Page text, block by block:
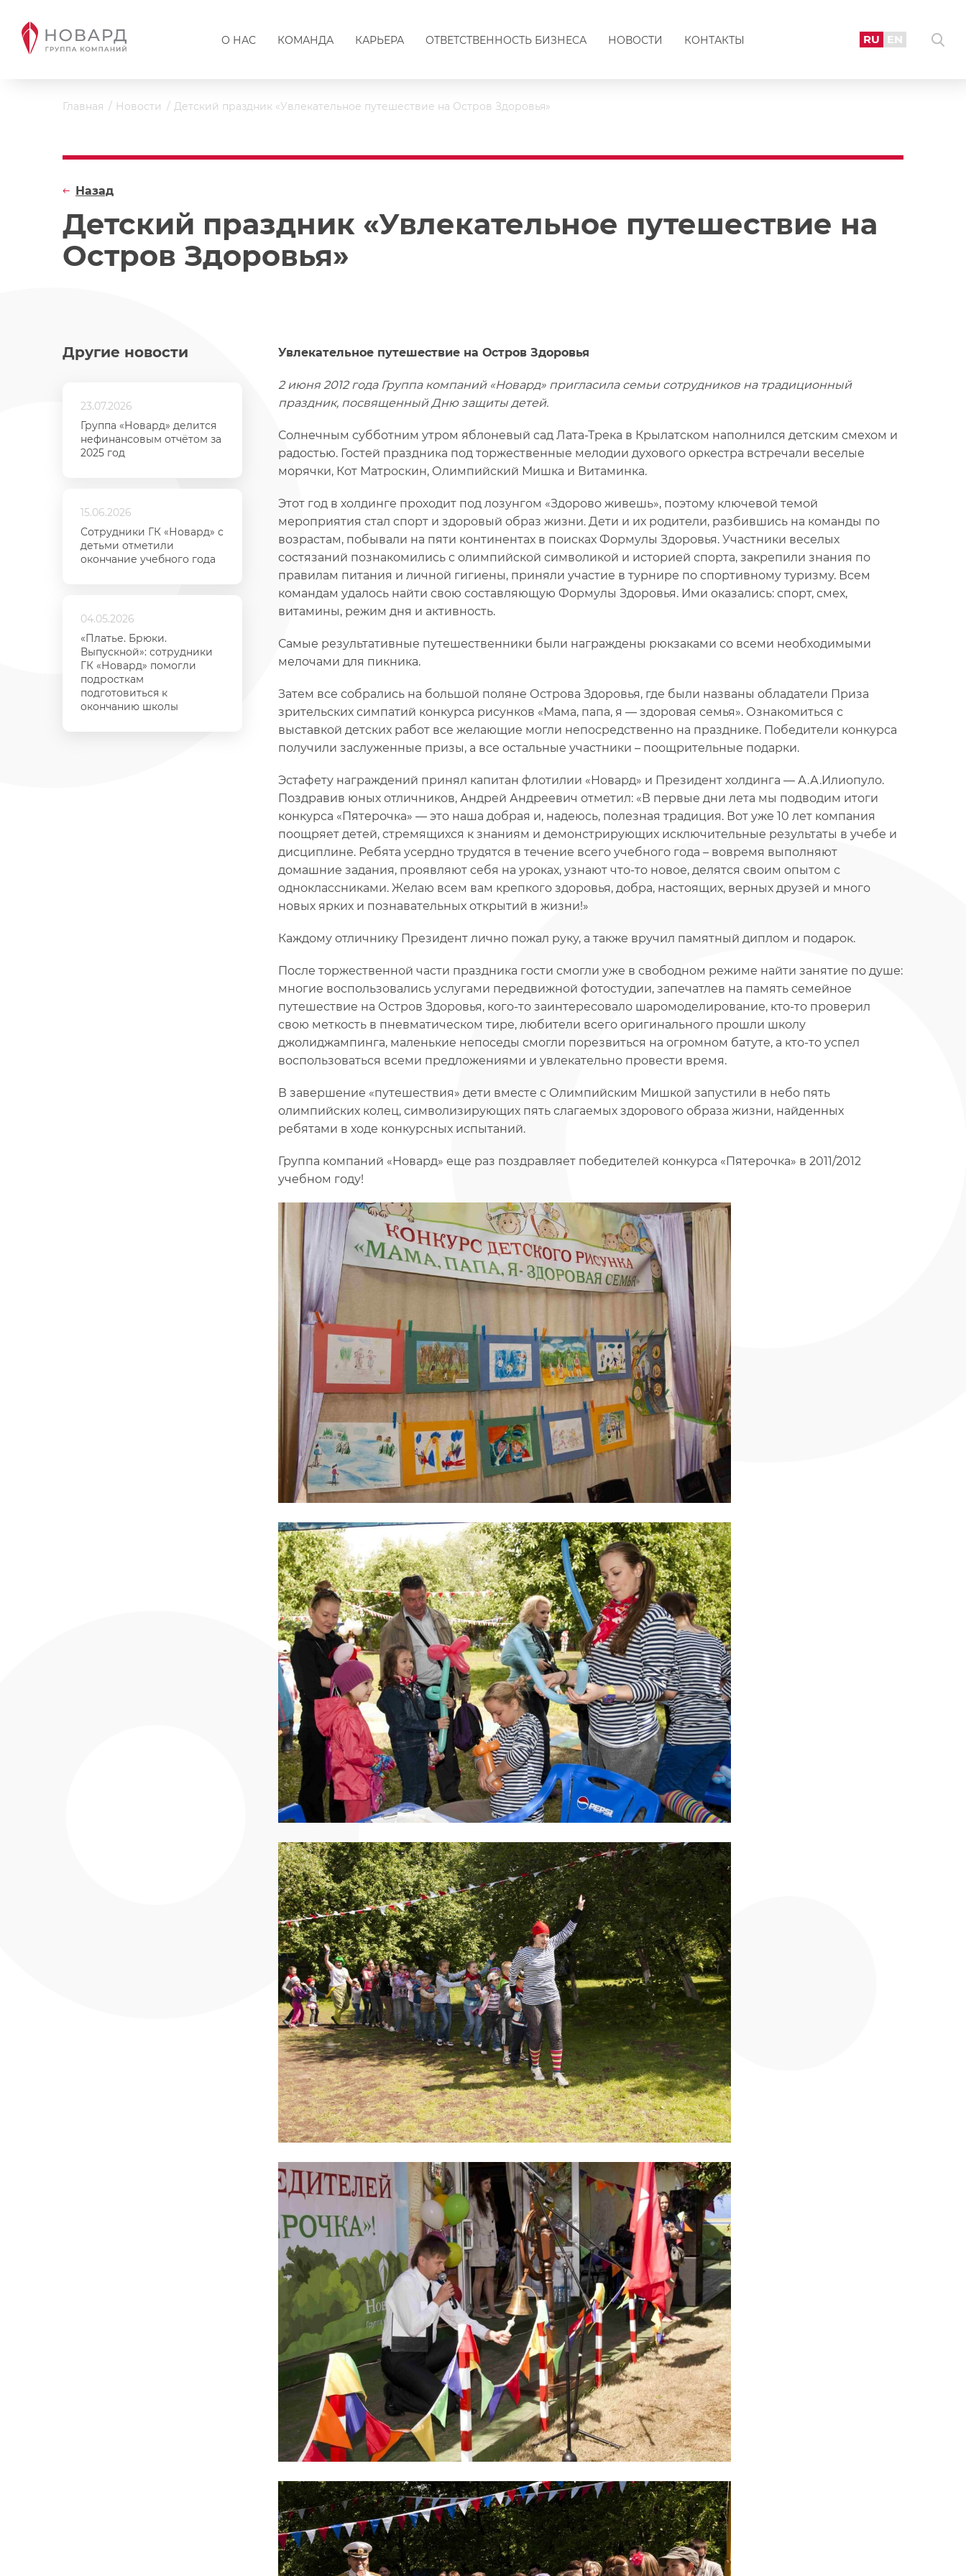
О НАС КОМАНДА КАРЬЕРА ОТВЕТСТВЕННОСТЬ БИЗНЕСА НОВОСТИ КОНТАКТЫ RU EN
Главная Новости Детский праздник «Увлекательное путешествие на Остров Здоровья»
Детский праздник «Увлекательное путешествие на
Остров Здоровья»
Назад
Другие новости
23.07.2026
Группа «Новард» делится
нефинансовым отчётом за
2025 год
15.06.2026
Сотрудники ГК «Новард» с
детьми отметили
окончание учебного года
04.05.2026
«Платье. Брюки.
Выпускной»: сотрудники
ГК «Новард» помогли
подросткам
подготовиться к
окончанию школы
Увлекательное путешествие на Остров Здоровья
2 июня 2012 года Группа компаний «Новард» пригласила семьи сотрудников на традиционный
праздник, посвященный Дню защиты детей.
Солнечным субботним утром яблоневый сад Лата-Трека в Крылатском наполнился детским смехом и
радостью. Гостей праздника под торжественные мелодии духового оркестра встречали веселые
морячки, Кот Матроскин, Олимпийский Мишка и Витаминка.
Этот год в холдинге проходит под лозунгом «Здорово живешь», поэтому ключевой темой
мероприятия стал спорт и здоровый образ жизни. Дети и их родители, разбившись на команды по
возрастам, побывали на пяти континентах в поисках Формулы Здоровья. Участники веселых
состязаний познакомились с олимпийской символикой и историей спорта, закрепили знания по
правилам питания и личной гигиены, приняли участие в турнире по спортивному туризму. Всем
командам удалось найти свою составляющую Формулы Здоровья. Ими оказались: спорт, смех,
витамины, режим дня и активность.
Самые результативные путешественники были награждены рюкзаками со всеми необходимыми
мелочами для пикника.
Затем все собрались на большой поляне Острова Здоровья, где были названы обладатели Приза
зрительских симпатий конкурса рисунков «Мама, папа, я — здоровая семья». Ознакомиться с
выставкой детских работ все желающие могли непосредственно на празднике. Победители конкурса
получили заслуженные призы, а все остальные участники – поощрительные подарки.
Эстафету награждений принял капитан флотилии «Новард» и Президент холдинга — А.А.Илиопуло.
Поздравив юных отличников, Андрей Андреевич отметил: «В первые дни лета мы подводим итоги
конкурса «Пятерочка» — это наша добрая и, надеюсь, полезная традиция. Вот уже 10 лет компания
поощряет детей, стремящихся к знаниям и демонстрирующих исключительные результаты в учебе и
дисциплине. Ребята усердно трудятся в течение всего учебного года – вовремя выполняют
домашние задания, проявляют себя на уроках, узнают что-то новое, делятся своим опытом с
одноклассниками. Желаю всем вам крепкого здоровья, добра, настоящих, верных друзей и много
новых ярких и познавательных открытий в жизни!»
Каждому отличнику Президент лично пожал руку, а также вручил памятный диплом и подарок.
После торжественной части праздника гости смогли уже в свободном режиме найти занятие по душе:
многие воспользовались услугами передвижной фотостудии, запечатлев на память семейное
путешествие на Остров Здоровья, кого-то заинтересовало шаромоделирование, кто-то проверил
свою меткость в пневматическом тире, любители всего оригинального прошли школу
джолиджампинга, маленькие непоседы смогли порезвиться на огромном батуте, а кто-то успел
воспользоваться всеми предложениями и увлекательно провести время.
В завершение «путешествия» дети вместе с Олимпийским Мишкой запустили в небо пять
олимпийских колец, символизирующих пять слагаемых здорового образа жизни, найденных
ребятами в ходе конкурсных испытаний.
Группа компаний «Новард» еще раз поздравляет победителей конкурса «Пятерочка» в 2011/2012
учебном году!